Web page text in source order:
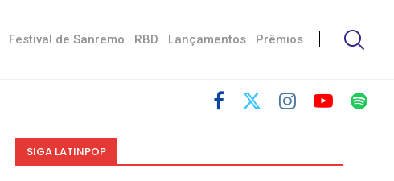
Festival de Sanremo RBD Lançamentos Prêmios
SIGA LATINPOP